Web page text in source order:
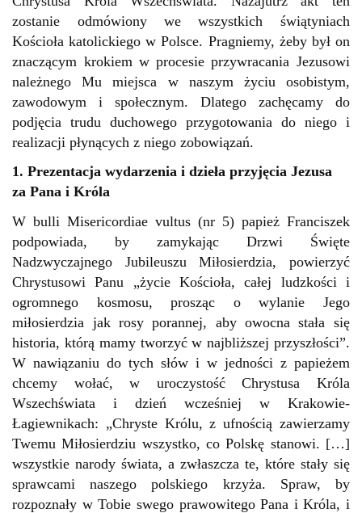
zostanie odmówiony we wszystkich świątyniach
Kościoła katolickiego w Polsce. Pragniemy, żeby był on
znaczącym krokiem w procesie przywracania Jezusowi
należnego Mu miejsca w naszym życiu osobistym,
zawodowym i społecznym. Dlatego zachęcamy do
podjęcia trudu duchowego przygotowania do niego i
realizacji płynących z niego zobowiązań.
1. Prezentacja wydarzenia i dzieła przyjęcia Jezusa
za Pana i Króla
W bulli Misericordiae vultus (nr 5) papież Franciszek
podpowiada, by zamykając Drzwi Święte
Nadzwyczajnego Jubileuszu Miłosierdzia, powierzyć
Chrystusowi Panu „życie Kościoła, całej ludzkości i
ogromnego kosmosu, prosząc o wylanie Jego
miłosierdzia jak rosy porannej, aby owocna stała się
historia, którą mamy tworzyć w najbliższej przyszłości”.
W nawiązaniu do tych słów i w jedności z papieżem
chcemy wołać, w uroczystość Chrystusa Króla
Wszechświata i dzień wcześniej w Krakowie-
Łagiewnikach: „Chryste Królu, z ufnością zawierzamy
Twemu Miłosierdziu wszystko, co Polskę stanowi. […]
wszystkie narody świata, a zwłaszcza te, które stały się
sprawcami naszego polskiego krzyża. Spraw, by
rozpoznały w Tobie swego prawowitego Pana i Króla, i